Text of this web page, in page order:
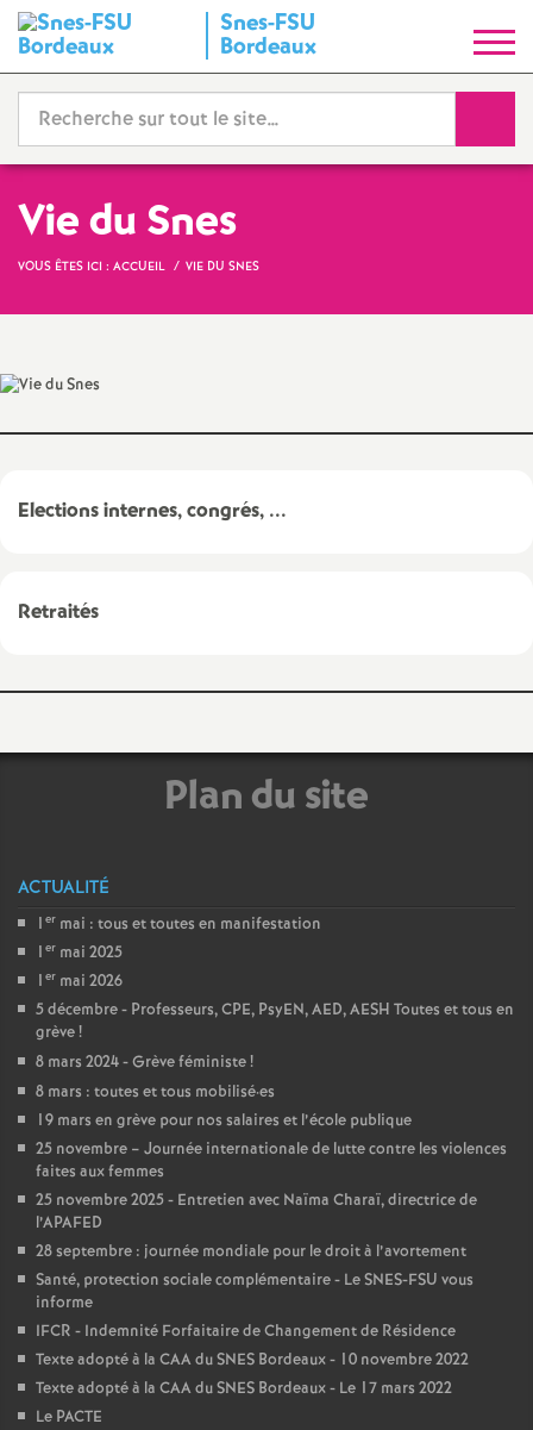
Snes-FSU
Bordeaux
y
n
i
o
a
d
s
E
n
s
e
Vie du Snes
VOUS ÊTES ICI : ACCUEIL VIE DU SNES
Elections internes, congrés, ...
Retraités
Plan du site
ACTUALITÉ
1 er mai : tous et toutes en manifestation
1 er mai 2025
1 er mai 2026
5 décembre - Professeurs, CPE, PsyEN, AED, AESH Toutes et tous en
grève!
8 mars 2024 - Grève féministe!
8 mars : toutes et tous mobilisé·es
19 mars en grève pour nos salaires et l’école publique
25 novembre – Journée internationale de lutte contre les violences
faites aux femmes
25 novembre 2025 - Entretien avec Naïma Charaï, directrice de
l’APAFED
28 septembre : journée mondiale pour le droit à l’avortement
Santé, protection sociale complémentaire - Le SNES-FSU vous
informe
IFCR - Indemnité Forfaitaire de Changement de Résidence
Texte adopté à la CAA du SNES Bordeaux - 10 novembre 2022
Texte adopté à la CAA du SNES Bordeaux - Le 17 mars 2022
Le PACTE